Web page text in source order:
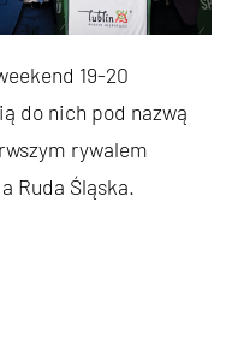
19-20
do nich pod nazwą
rywalem
Ruda Śląska.